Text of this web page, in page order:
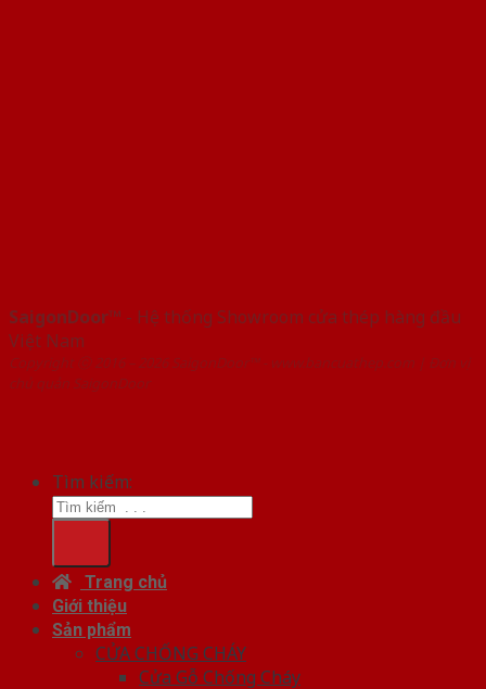
SaigonDoor™ - Hệ thống Showroom cửa thép hàng đầu
Việt Nam
Copyright ⓒ 2016 – 2026 SaigonDoor™ - www.bancuathep.com | Đơn vị
chủ quản SaigonDoor
Tìm kiếm:
Trang chủ
Giới thiệu
Sản phẩm
CỬA CHỐNG CHÁY
Cửa Gỗ Chống Cháy